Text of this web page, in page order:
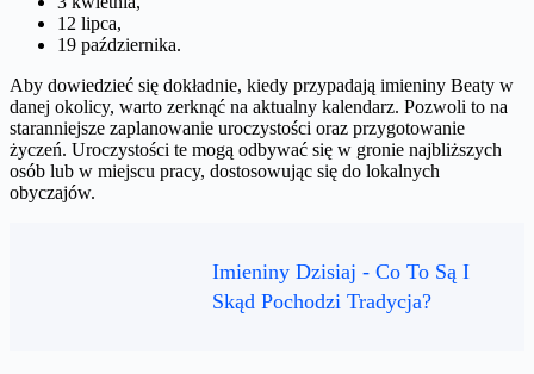
12 lipca,
19 października.
Aby dowiedzieć się dokładnie, kiedy przypadają imieniny Beaty w
danej okolicy, warto zerknąć na aktualny kalendarz. Pozwoli to na
staranniejsze zaplanowanie uroczystości oraz przygotowanie
życzeń. Uroczystości te mogą odbywać się w gronie najbliższych
osób lub w miejscu pracy, dostosowując się do lokalnych
obyczajów.
Imieniny Dzisiaj - Co To Są I
Skąd Pochodzi Tradycja?